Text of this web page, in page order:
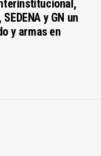
y GN un
y armas en